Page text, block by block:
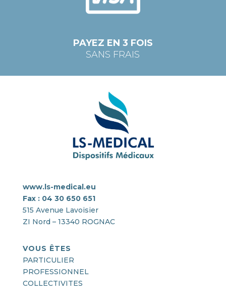
PAYEZ EN 3 FOIS
SANS FRAIS
www.ls-medical.eu
Fax : 04 30 650 651
515 Avenue Lavoisier
ZI Nord – 13340 ROGNAC
VOUS ÊTES
PARTICULIER
PROFESSIONNEL
COLLECTIVITES